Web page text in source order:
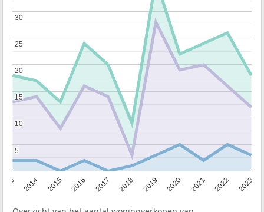
2014 2015 2016 2017 2018 2019 2020 2021 2022 2023
5
5
10
10
15
15
20
20
25
25
30
30